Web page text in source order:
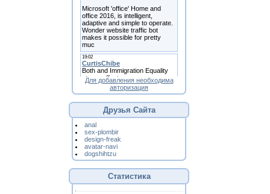
Для добавления необходима
авторизация
Друзья Сайта
anal
sex-plombir
design-freak
avatar-navi
dogshihtzu
Статистика